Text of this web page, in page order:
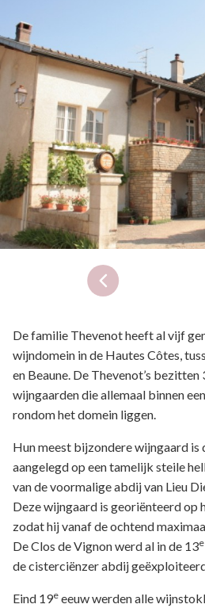
De familie Thevenot heeft al vijf
wijndomein in de Hautes Côtes,
en Beaune. De Thevenot’s bezitten
wijngaarden die allemaal binnen
rondom het domein liggen.
Hun meest bijzondere wijngaard is
aangelegd op een tamelijk steile
van de voormalige abdij van Lieu
Deze wijngaard is georiënteerd op
zodat hij vanaf de ochtend
De Clos de Vignon werd al in de 13e
de cisterciënzer abdij
Eind 19e eeuw werden alle